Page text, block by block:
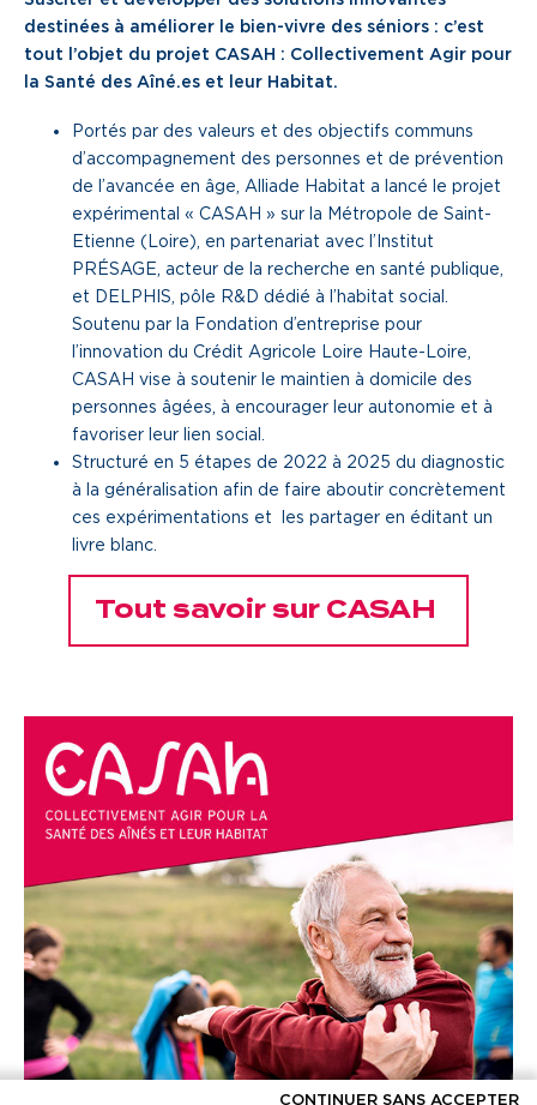
destinées à améliorer le bien-vivre des séniors : c’est
tout l’objet du projet CASAH : Collectivement Agir pour
la Santé des Aîné.es et leur Habitat.
Portés par des valeurs et des objectifs communs
d’accompagnement des personnes et de prévention
de l’avancée en âge, Alliade Habitat a lancé le projet
expérimental « CASAH » sur la Métropole de Saint-
Etienne (Loire), en partenariat avec l’Institut
PRÉSAGE, acteur de la recherche en santé publique,
et DELPHIS, pôle R&D dédié à l’habitat social.
Soutenu par la Fondation d’entreprise pour
l’innovation du Crédit Agricole Loire Haute-Loire,
CASAH vise à soutenir le maintien à domicile des
personnes âgées, à encourager leur autonomie et à
favoriser leur lien social.
Structuré en 5 étapes de 2022 à 2025 du diagnostic
à la généralisation afin de faire aboutir concrètement
ces expérimentations et les partager en éditant un
livre blanc.
Tout savoir sur CASAH
CONTINUER SANS ACCEPTER